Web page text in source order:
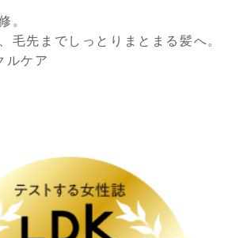
。
毛先までしっとりまとまる髪へ。
ルケア